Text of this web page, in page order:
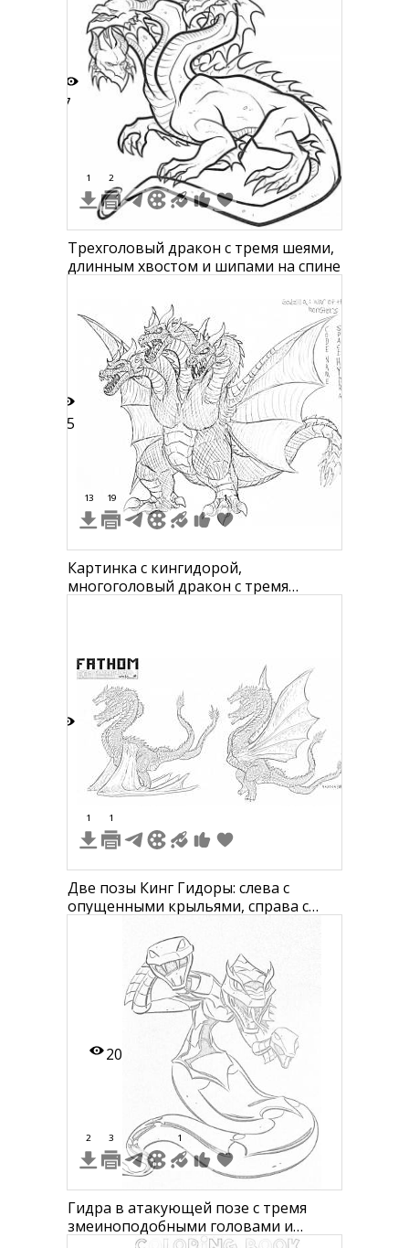
7
1 2
Трехголовый дракон с тремя шеями,
длинным хвостом и шипами на спине
25
13 19 1
Картинка с кингидорой,
многоголовый дракон с тремя
1 1
Две позы Кинг Гидоры: слева с
опущенными крыльями, справа с
20
2 3 1
Гидра в атакующей позе с тремя
змеиноподобными головами и